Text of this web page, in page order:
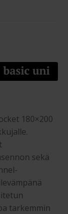
180×200
sekä
tarkemmin